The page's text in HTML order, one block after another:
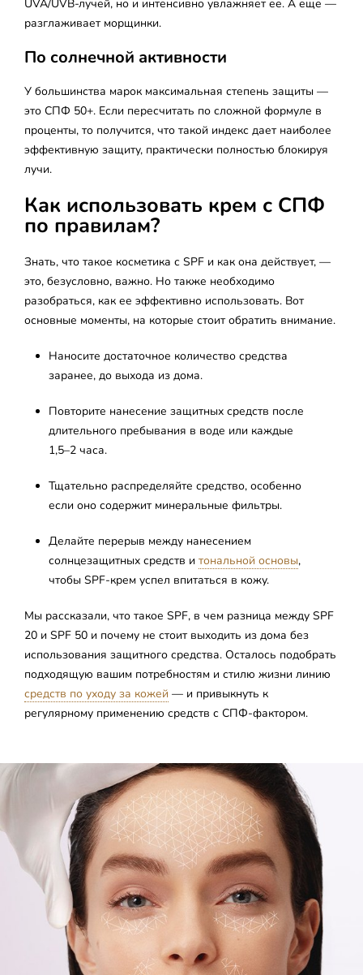
UVA/UVВ-лучей, но и интенсивно увлажняет ее. А еще —
разглаживает морщинки.
По солнечной активности
У большинства марок максимальная степень защиты —
это СПФ 50+. Если пересчитать по сложной формуле в
проценты, то получится, что такой индекс дает наиболее
эффективную защиту, практически полностью блокируя
лучи.
Как использовать крем с СПФ
по правилам?
Знать, что такое косметика с SPF и как она действует, —
это, безусловно, важно. Но также необходимо
разобраться, как ее эффективно использовать. Вот
основные моменты, на которые стоит обратить внимание.
Наносите достаточное количество средства
заранее, до выхода из дома.
Повторите нанесение защитных средств после
длительного пребывания в воде или каждые
1,5–2 часа.
Тщательно распределяйте средство, особенно
если оно содержит минеральные фильтры.
Делайте перерыв между нанесением
солнцезащитных средств и тональной основы,
чтобы SPF-крем успел впитаться в кожу.
Мы рассказали, что такое SPF, в чем разница между SPF
20 и SPF 50 и почему не стоит выходить из дома без
использования защитного средства. Осталось подобрать
подходящую вашим потребностям и стилю жизни линию
средств по уходу за кожей — и привыкнуть к
регулярному применению средств с СПФ-фактором.